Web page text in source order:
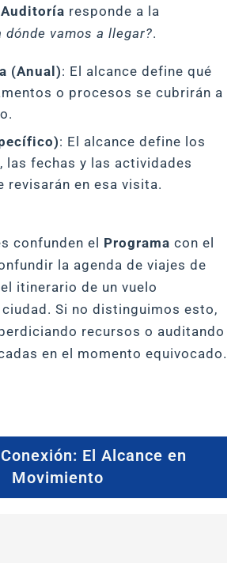
responde a la
dónde vamos a llegar?.
(Anual): El alcance define qué
o procesos se cubrirán a
: El alcance define los
las fechas y las actividades
revisarán en esa visita.
confunden el Programa con el
la agenda de viajes de
itinerario de un vuelo
Si no distinguimos esto,
recursos o auditando
en el momento equivocado.
El Alcance en
Movimiento